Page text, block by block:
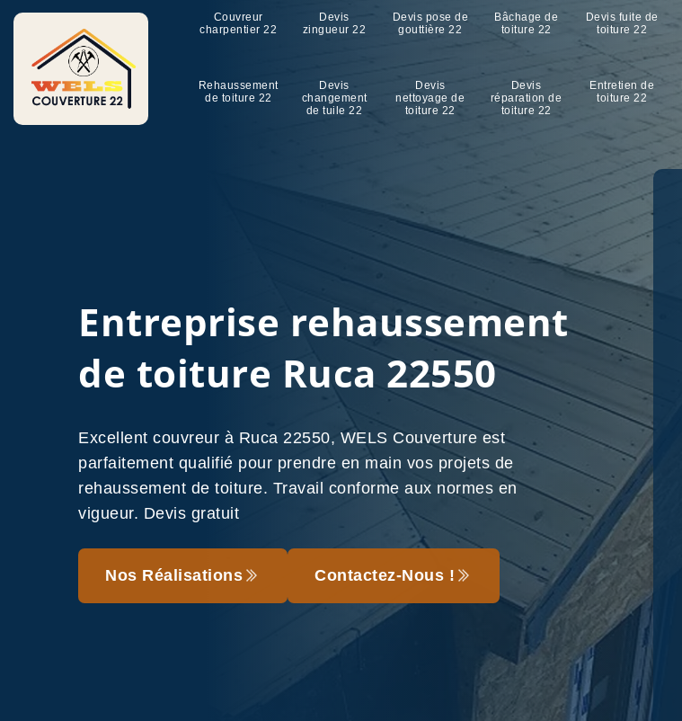
Couvreur
charpentier 22
Devis
zingueur 22
Devis pose de
gouttière 22
Bâchage de
toiture 22
Devis fuite de
toiture 22
Rehaussement
de toiture 22
Devis
changement
de tuile 22
Devis
nettoyage de
toiture 22
Devis
réparation de
toiture 22
Entretien de
toiture 22
Entreprise rehaussement
de toiture Ruca 22550
Excellent couvreur à Ruca 22550, WELS Couverture est
parfaitement qualifié pour prendre en main vos projets de
rehaussement de toiture. Travail conforme aux normes en
vigueur. Devis gratuit
Nos Réalisations Contactez-Nous !